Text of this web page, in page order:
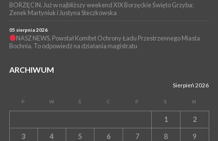
BORZĘCIN. Już w najbliższy weekend XIX Borzęckie Święto Grzyba:
Zenek Martyniuk i Justyna Steczkowska
05 sierpnia 2026
NASZ NEWS. Powstał Komitet Ochrony Ładu Przestrzennego Miasta
Bochnia. To odpowiedź na działania magistratu
ARCHIWUM
Sierpień 2026
P W Ś C P S N
1 2
3 4 5 6 7 8 9